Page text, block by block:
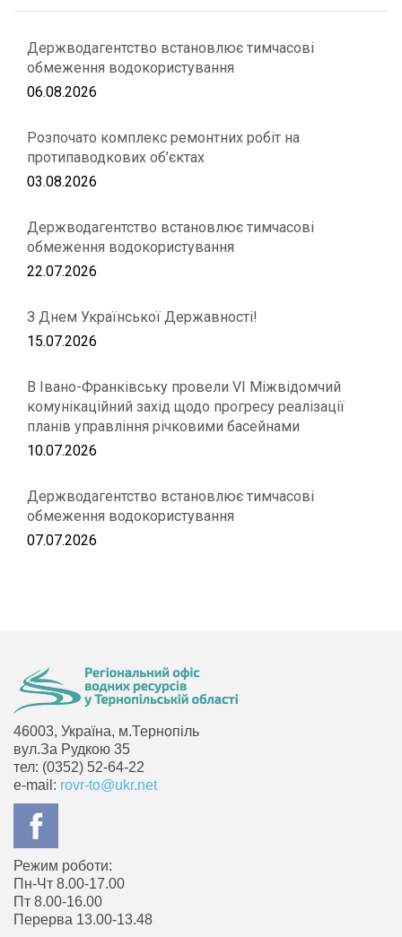
Держводагентство встановлює тимчасові
обмеження водокористування
06.08.2026
Розпочато комплекс ремонтних робіт на
протипаводкових об’єктах
03.08.2026
Держводагентство встановлює тимчасові
обмеження водокористування
22.07.2026
З Днем Української Державності!
15.07.2026
В Івано-Франківську провели VІ Міжвідомчий
комунікаційний захід щодо прогресу реалізації
планів управління річковими басейнами
10.07.2026
Держводагентство встановлює тимчасові
обмеження водокористування
07.07.2026
46003, Україна, м.Тернопіль
вул.За Рудкою 35
тел: (0352) 52-64-22
e-mail: rovr-to@ukr.net
Режим роботи:
Пн-Чт 8.00-17.00
Пт 8.00-16.00
Перерва 13.00-13.48